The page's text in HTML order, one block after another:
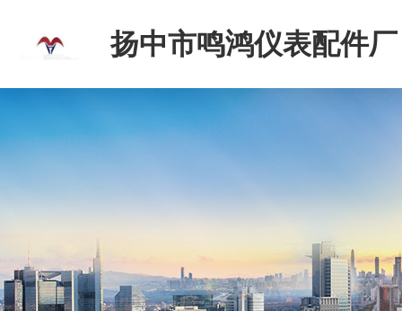
扬中市鸣鸿仪表配件厂